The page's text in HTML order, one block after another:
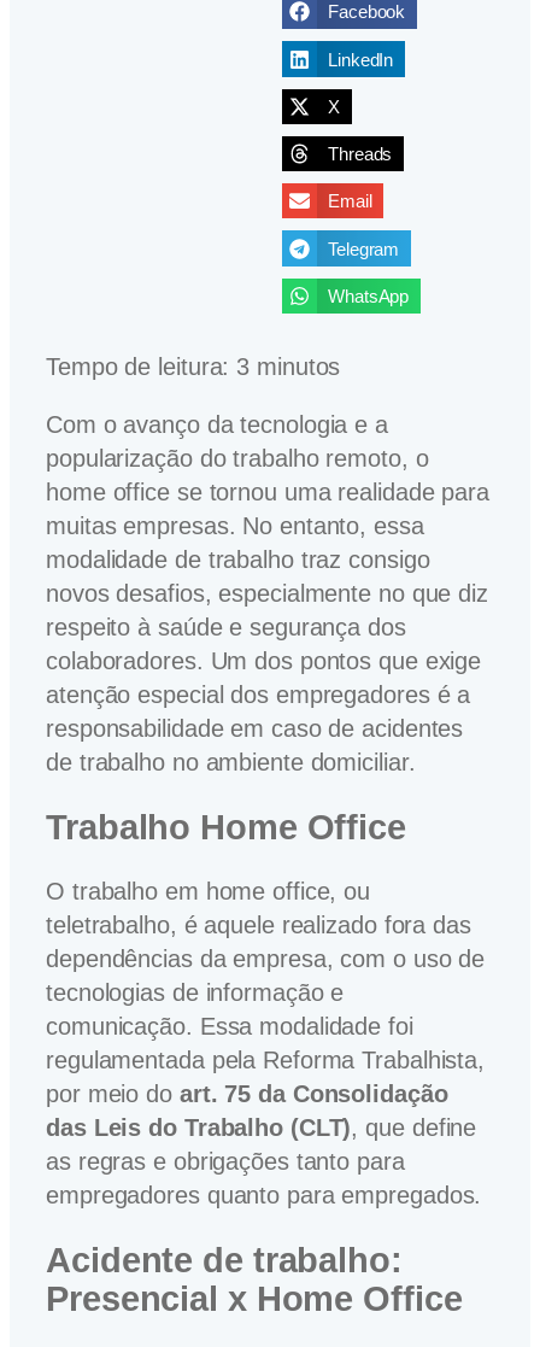
Facebook
LinkedIn
X
Threads
Email
Telegram
WhatsApp
Tempo de leitura: 3 minutos
Com o avanço da tecnologia e a
popularização do trabalho remoto, o
home office se tornou uma realidade para
muitas empresas. No entanto, essa
modalidade de trabalho traz consigo
novos desafios, especialmente no que diz
respeito à saúde e segurança dos
colaboradores. Um dos pontos que exige
atenção especial dos empregadores é a
responsabilidade em caso de acidentes
de trabalho no ambiente domiciliar.
Trabalho Home Office
O trabalho em home office, ou
teletrabalho, é aquele realizado fora das
dependências da empresa, com o uso de
tecnologias de informação e
comunicação. Essa modalidade foi
regulamentada pela Reforma Trabalhista,
por meio do art. 75 da Consolidação
das Leis do Trabalho (CLT), que define
as regras e obrigações tanto para
empregadores quanto para empregados.
Acidente de trabalho:
Presencial x Home Office